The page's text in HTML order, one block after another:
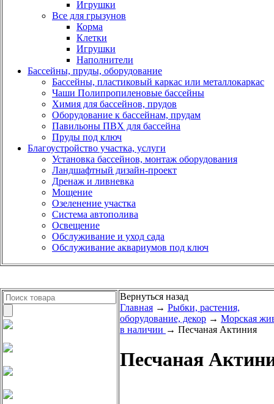
Игрушки
Все для грызунов
Корма
Клетки
Игрушки
Наполнители
Бассейны, пруды, оборудование
Бассейны, пластиковый каркас или металлокаркас
Чаши Полипропиленовые бассейны
Химия для бассейнов, прудов
Оборудование к бассейнам, прудам
Павильоны ПВХ для бассейна
Пруды под ключ
Благоустройство участка, услуги
Установка бассейнов, монтаж оборудования
Ландшафтный дизайн-проект
Дренаж и ливневка
Мощение
Озеленение участка
Система автополива
Освещение
Обслуживание и уход сада
Обслуживание аквариумов под ключ
Вернуться назад
Главная → Рыбки, растения,
оборудование, декор → Морская
в наличии → Песчаная Актиния
Песчаная